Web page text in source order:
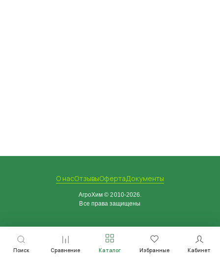
Поиск Сравнение Каталог Избранные Кабинет
О насОтзывыОфертаДокументы
АгроХим © 2010-2026.
Все права защищены